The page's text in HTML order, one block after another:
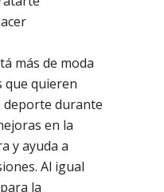
más de moda
que quieren
deporte durante
en la
y ayuda a
Al igual
la